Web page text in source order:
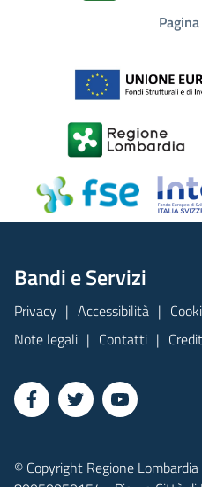
Bandi e Servizi
Privacy Accessibilità
Note legali
Contatti
© Copyright Regione